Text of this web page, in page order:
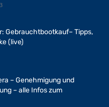
Gebrauchtbootkauf– Tipps,
(live)
– Genehmigung und
– alle Infos zum